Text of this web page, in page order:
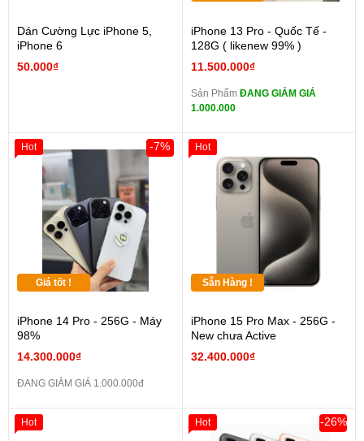
Dán Cường Lực iPhone 5,
iPhone 6
50.000₫
iPhone 13 Pro - Quốc Tế -
128G ( likenew 99% )
11.500.000₫
Sản Phẩm ĐANG GIẢM GIÁ
1.000.000
Giá tốt !
iPhone 14 Pro - 256G - Máy
98%
14.300.000₫
-7%
ĐANG GIẢM GIÁ 1.000.000đ
Hot
Sẵn Hàng !
iPhone 15 Pro Max - 256G -
New chưa Active
32.400.000₫
Hot
Hot -26%
Hot